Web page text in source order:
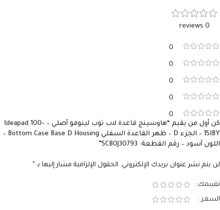
0 reviews
0
0
0
0
0
كن أول من يقيم “هاوسينج قاعدة لاب توب لينوفو أصلي – Ideapad 100-
15IBY – الجزء D – ظهر القاعدة السفلي Bottom Case Base D Housing –
اللون أسود – رقم القطعة: 5CB0J30793”
لن يتم نشر عنوان بريدك الإلكتروني. الحقول الإلزامية مشار إليها بـ *
تقييمك
السعر